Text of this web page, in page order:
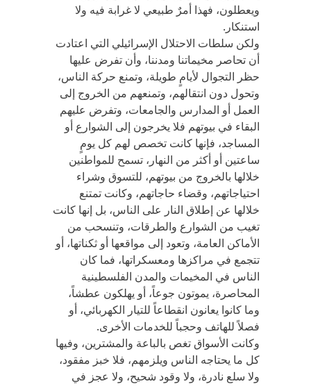
ويعطلون، فهذا أمرٌ طبيعي لا غرابة فيه ولا
استنكار.
ولكن سلطات الاحتلال الإسرائيلي التي اعتادت
أن تحاصر مخيماتنا ومدننا، وأن تفرض عليها
حظر التجوال لأيامٍ طويلة، وتمنع حركة الناس،
وتحول دون انتقالهم، وتمنعهم من الخروج إلى
العمل أو المدارس والجامعات، وتفرض عليهم
البقاء في بيوتهم فلا يخرجون إلى الشوارع أو
المساجد، فإنها كانت تخصص لهم كل يومٍ
ساعتين أو أكثر من النهار، تسمح للمواطنين
خلالها بالخروج من بيوتهم، للتسوق وشراء
احتياجاتهم، وقضاء حاجاتهم، وكانت تمتنع
خلالها عن إطلاق النار على الناس، بل إنها كانت
تغيب من الشوارع والطرقات، وتنسحب من
الأماكن العامة، وتعود إلى مواقعها أو ثكناتها، أو
تتجمع في مراكزها ومعسكراتها، فما كان
الناس في المخيمات والمدن الفلسطينية
المحاصرة، يموتون جوعاً، أو يهلكون عطشاً،
وما كانوا يعانون انقطاعاً للتيار الكهربائي، أو
فصلاً للهاتف وحجباً للخدمات الأخرى.
وكانت الأسواق تغص بالباعة والمشترين، وفيها
كل ما يحتاجه الناس ويلزمهم، فلا خبز مفقود،
ولا سلع نادرة، ولا وقود شحيح، ولا عجز في